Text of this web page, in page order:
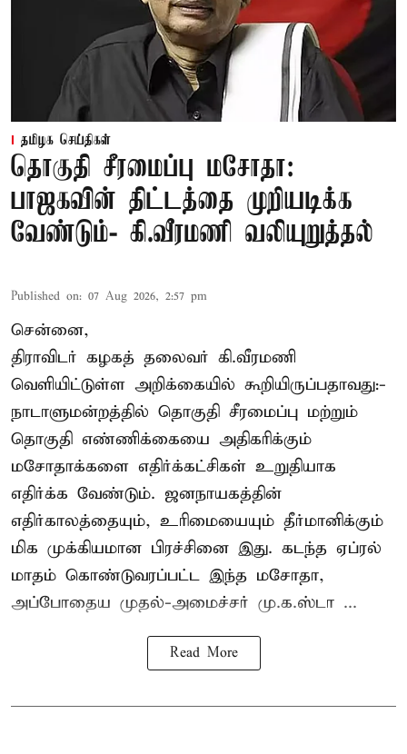
தமிழக செய்திகள்
தொகுதி சீரமைப்பு மசோதா:
பாஜகவின் திட்டத்தை முறியடிக்க
வேண்டும்- கி.வீரமணி வலியுறுத்தல்
Published on: 07 Aug 2026, 2:57 pm
சென்னை,
திராவிடர் கழகத் தலைவர் கி.வீரமணி
வெளியிட்டுள்ள அறிக்கையில் கூறியிருப்பதாவது:-
நாடாளுமன்றத்தில் தொகுதி சீரமைப்பு மற்றும்
தொகுதி எண்ணிக்கையை அதிகரிக்கும்
மசோதாக்களை எதிர்க்கட்சிகள் உறுதியாக
எதிர்க்க வேண்டும். ஜனநாயகத்தின்
எதிர்காலத்தையும், உரிமையையும் தீர்மானிக்கும்
மிக முக்கியமான பிரச்சினை இது. கடந்த ஏப்ரல்
மாதம் கொண்டுவரப்பட்ட இந்த மசோதா,
அப்போதைய முதல்-அமைச்சர் மு.க.ஸ்டா ...
Read More